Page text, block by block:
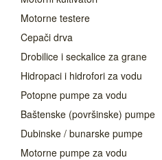
Motorne testere
Cepači drva
Drobilice i seckalice za grane
Hidropaci i hidrofori za vodu
Potopne pumpe za vodu
Baštenske (površinske) pumpe
Dubinske / bunarske pumpe
Motorne pumpe za vodu